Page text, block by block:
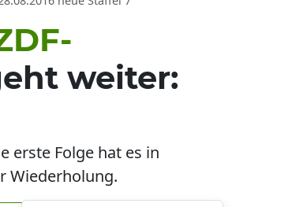
weiter:
erste Folge hat es in
Wiederholung.